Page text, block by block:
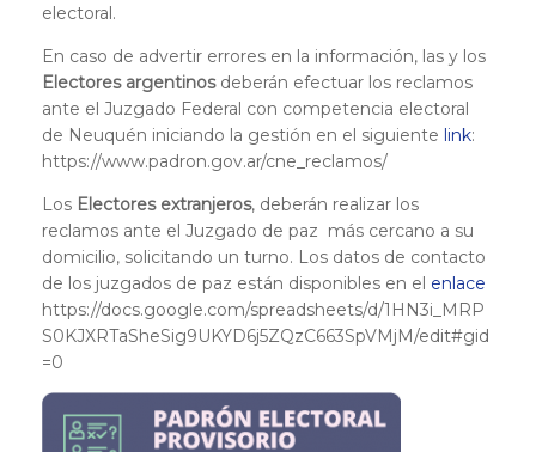
electoral.
En caso de advertir errores en la información, las y los
Electores argentinosdeberán efectuar los reclamos
ante el Juzgado Federal con competencia electoral
de Neuquén iniciando la gestión en el siguiente link:
https://www.padron.gov.ar/cne_reclamos/
Los Electores extranjeros, deberán realizar los
reclamos ante el Juzgado de paz más cercano a su
domicilio, solicitando un turno. Los datos de contacto
de los juzgados de paz están disponibles en el enlace
https://docs.google.com/spreadsheets/d/1HN3i_MRP
S0KJXRTaSheSig9UKYD6j5ZQzC663SpVMjM/edit#gid
=0